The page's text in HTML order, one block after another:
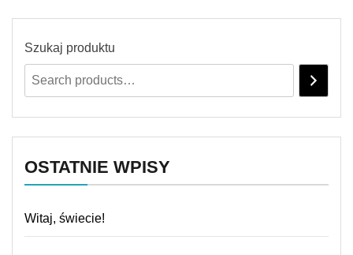
Szukaj produktu
OSTATNIE WPISY
Witaj, świecie!